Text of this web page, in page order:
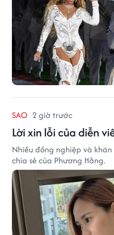
SAO 2 giờ trước
Lời xin lỗi của diễn
Nhiều đồng nghiệp và
chia sẻ của Phương Hằng.